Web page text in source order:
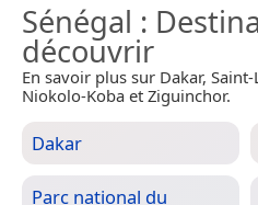
Sénégal :
découvrir
En savoir plus sur Dakar,
Niokolo-Koba et Ziguinchor.
Dakar
Parc national du